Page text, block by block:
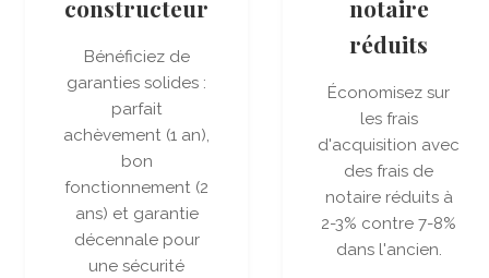
constructeur
Bénéficiez de
garanties solides :
parfait
achèvement (1 an),
bon
fonctionnement (2
ans) et garantie
décennale pour
une sécurité
notaire
réduits
Économisez sur
les frais
d'acquisition avec
des frais de
notaire réduits à
2-3% contre 7-8%
dans l'ancien.